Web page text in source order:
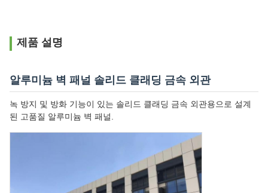
제품 설명
알루미늄 벽 패널 솔리드 클래딩 금속 외관
녹 방지 및 방화 기능이 있는 솔리드 클래딩 금속 외관용으로 설계
된 고품질 알루미늄 벽 패널.